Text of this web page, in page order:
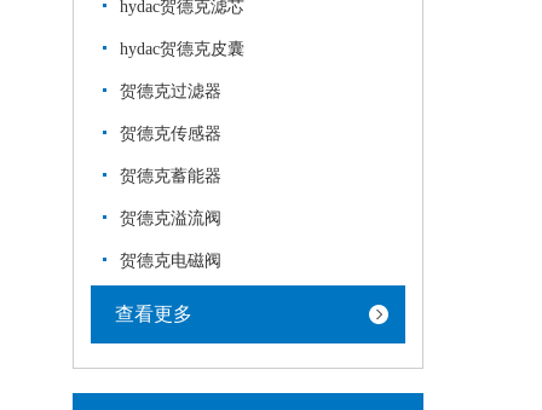
hydac贺德克滤芯
hydac贺德克皮囊
贺德克过滤器
贺德克传感器
贺德克蓄能器
贺德克溢流阀
贺德克电磁阀
查看更多